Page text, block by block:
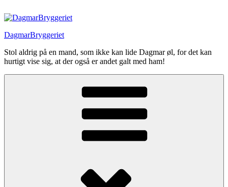
til
DagmarBryggeriet
Stol aldrig på en mand, som ikke kan lide Dagmar øl, for det kan
hurtigt vise sig, at der også er andet galt med ham!